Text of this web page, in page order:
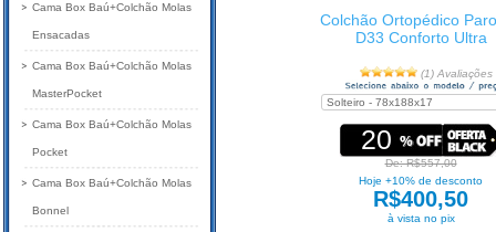
Colchão Ortopédico
D33 Conforto Ultra
(1) Avaliações
20
De: R$557,00
Hoje +10% de desconto
R$400,50
à vista no pix
Cama Box Baú+Colchão Molas
Ensacadas
Cama Box Baú+Colchão Molas
MasterPocket
Cama Box Baú+Colchão Molas
Pocket
Cama Box Baú+Colchão Molas
Bonnel